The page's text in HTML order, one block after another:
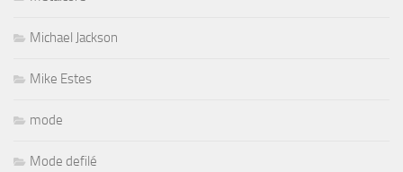
Michael Jackson
Mike Estes
mode
Mode defilé